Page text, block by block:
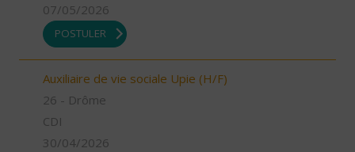
07/05/2026
POSTULER
Auxiliaire de vie sociale Upie (H/F)
26 - Drôme
CDI
30/04/2026